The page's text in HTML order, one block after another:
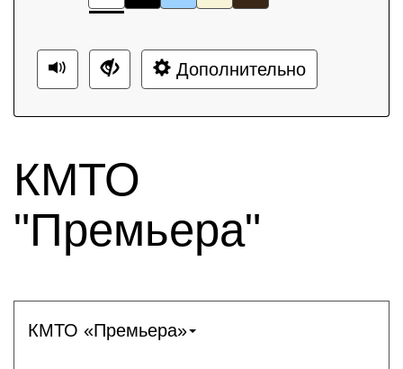
Дополнительно
КМТО
"Премьера"
КМТО «Премьера»